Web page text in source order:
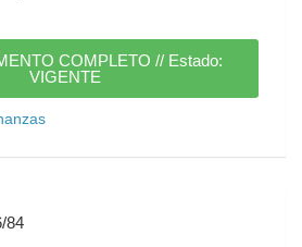
COMPLETO // Estado:
VIGENTE
84